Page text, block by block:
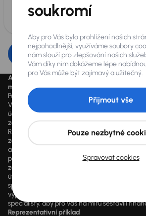
Upravit filtr
Aktuálně platné ceny jsou uvedeny na
možné využít od 14.3.2020 do odvolání.
Podmínky spotřebitelského úvěru u
Výpočet splátky je orientační a závisí na
údajích a individuálních podmínkách
zákazníkovi jim zvoleným obchodním
RPSN mohou být důsledkem využití
zákazníka, jako např. sleva z ceny vozidla,
akční benefity, které může zákazník čerpat
případě poskytnutí finanční služby je součástí
zákonný údaj o výši RPSN a kompletní
úvěru. AURES Holdings a.s. je samostatným
spotřebitelského úvěru. Pokud máte zájem o
vyplňte prosím údaje ve formuláři a nechte
specialisty, aby pro vás na míru sestavili
Reprezentativní příklad
soukromí
Aby pro Vás bylo prohlížení našich
nejpohodlnější, využíváme soubory
nám slouží pro zlepšování našich
Vám díky nim dokážeme lépe
pro Vás může být zajímavý a užitečný.
Spravovat cookies
Pouze nezbytné
Přijmout vše